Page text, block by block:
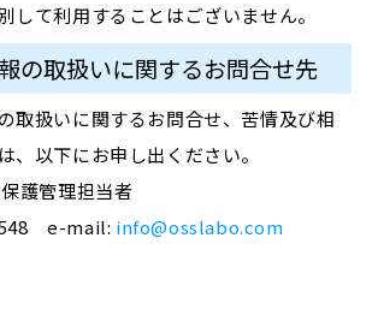
して利用することはございません。
の取扱いに関するお問合せ先
取扱いに関するお問合せ、苦情及び相
、以下にお申し出ください。
護管理担当者
e-mail: info@osslabo.com